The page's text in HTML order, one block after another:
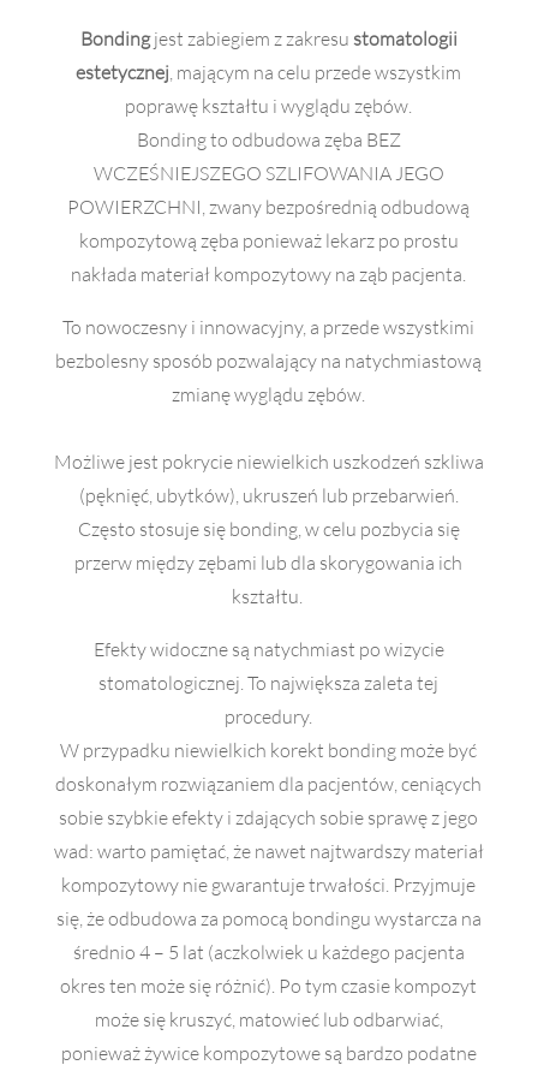
Bondingjest zabiegiem z zakresu stomatologii
estetycznej, mającym na celu przede wszystkim
poprawę kształtu i wyglądu zębów.
Bonding to odbudowa zęba BEZ
WCZEŚNIEJSZEGO SZLIFOWANIA JEGO
POWIERZCHNI, zwany bezpośrednią odbudową
kompozytową zęba ponieważ lekarz po prostu
nakłada materiał kompozytowy na ząb pacjenta.
To nowoczesny i innowacyjny, a przede wszystkimi
bezbolesny sposób pozwalający na natychmiastową
zmianę wyglądu zębów.
Możliwe jest pokrycie niewielkich uszkodzeń szkliwa
(pęknięć, ubytków), ukruszeń lub przebarwień.
Często stosuje się bonding, w celu pozbycia się
przerw między zębami lub dla skorygowania ich
kształtu.
Efekty widoczne są natychmiast po wizycie
stomatologicznej. To największa zaleta tej
procedury.
W przypadku niewielkich korekt bonding może być
doskonałym rozwiązaniem dla pacjentów, ceniących
sobie szybkie efekty i zdających sobie sprawę z jego
wad: warto pamiętać, że nawet najtwardszy materiał
kompozytowy nie gwarantuje trwałości. Przyjmuje
się, że odbudowa za pomocą bondingu wystarcza na
średnio 4 – 5 lat (aczkolwiek u każdego pacjenta
okres ten może się różnić). Po tym czasie kompozyt
może się kruszyć, matowieć lub odbarwiać,
ponieważ żywice kompozytowe są bardzo podatne